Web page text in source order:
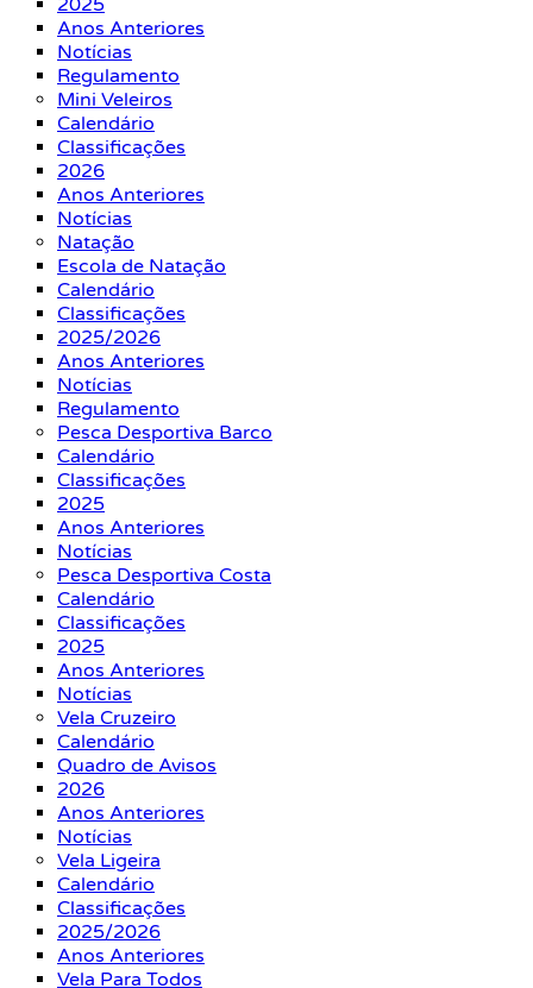
2025
Anos Anteriores
Notícias
Regulamento
Mini Veleiros
Calendário
Classificações
2026
Anos Anteriores
Notícias
Natação
Escola de Natação
Calendário
Classificações
2025/2026
Anos Anteriores
Notícias
Regulamento
Pesca Desportiva Barco
Calendário
Classificações
2025
Anos Anteriores
Notícias
Pesca Desportiva Costa
Calendário
Classificações
2025
Anos Anteriores
Notícias
Vela Cruzeiro
Calendário
Quadro de Avisos
2026
Anos Anteriores
Notícias
Vela Ligeira
Calendário
Classificações
2025/2026
Anos Anteriores
Vela Para Todos